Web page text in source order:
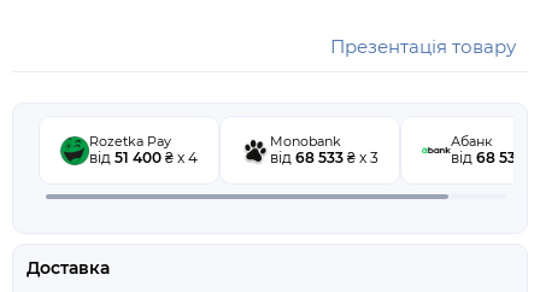
Презентація товару
Rozetka Pay
від 51 400 ₴ x 4
Monobank
від 68 533 ₴ x 3
Абанк
від 68 533
Доставка